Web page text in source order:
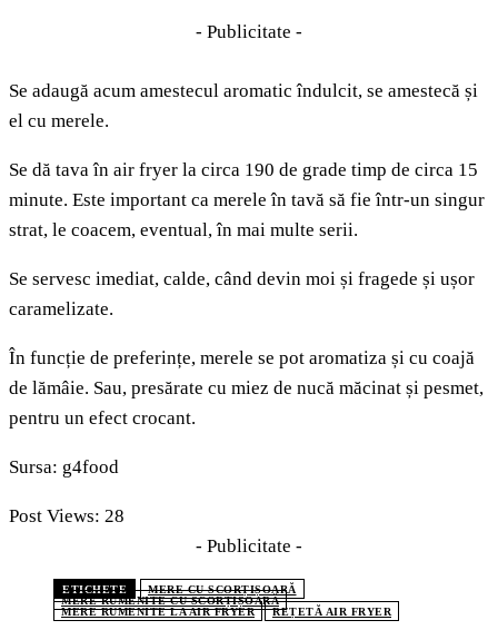
- Publicitate -
Se adaugă acum amestecul aromatic îndulcit, se amestecă și
el cu merele.
Se dă tava în air fryer la circa 190 de grade timp de circa 15
minute. Este important ca merele în tavă să fie într-un singur
strat, le coacem, eventual, în mai multe serii.
Se servesc imediat, calde, când devin moi și fragede și ușor
caramelizate.
În funcție de preferințe, merele se pot aromatiza și cu coajă
de lămâie. Sau, presărate cu miez de nucă măcinat și pesmet,
pentru un efect crocant.
Sursa: g4food
Post Views: 28
- Publicitate -
ETICHETE
MERE CU SCORȚIȘOARĂ
MERE RUMENITE CU SCORȚIȘOARĂ
MERE RUMENITE LA AIR FRYER
REȚETĂ AIR FRYER